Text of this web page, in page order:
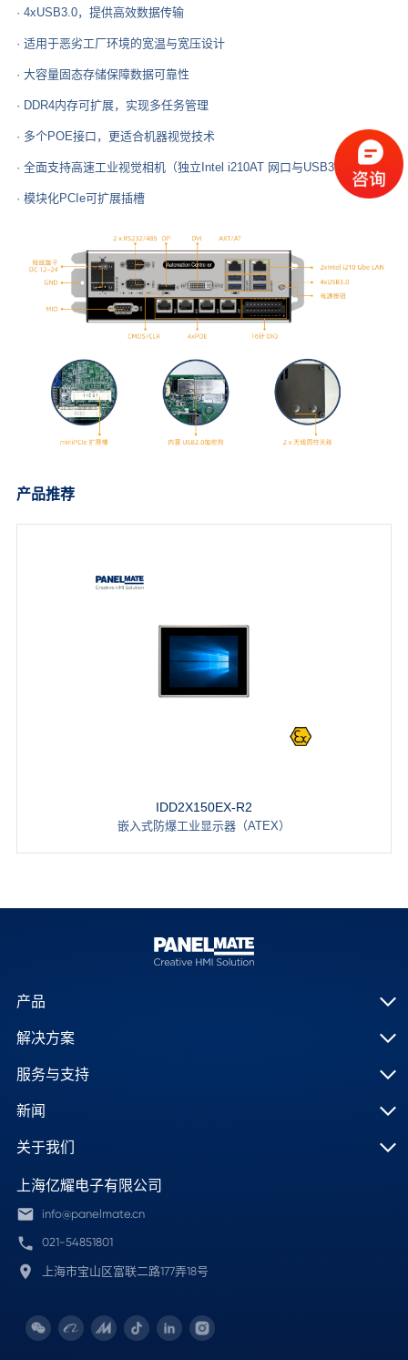
· 4xUSB3.0，提供高效数据传输
· 适用于恶劣工厂环境的宽温与宽压设计
· 大容量固态存储保障数据可靠性
· DDR4内存可扩展，实现多任务管理
· 多个POE接口，更适合机器视觉技术
· 全面支持高速工业视觉相机（独立Intel i210AT 网口与USB3.0）
· 模块化PCIe可扩展插槽
产品推荐
IDD2X150EX-R2
嵌入式防爆工业显示器（ATEX）
产品
解决方案
服务与支持
新闻
关于我们
上海亿耀电子有限公司
info@panelmate.cn
021-54851801
上海市宝山区富联二路177弄18号